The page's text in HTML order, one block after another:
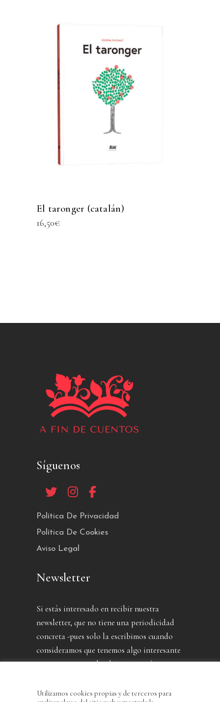
El taronger (catalán)
16,50€
Síguenos
Política De Privacidad
Política De Cookies
Aviso Legal
Newsletter
Si estás interesado en recibir nuestra
newsletter, que no tiene una periodicidad
concreta -pues solo la escribimos cuando
consideramos que tenemos algo interesante
que contarte- puedes dejarnos aquí tu
Utilizamos cookies propias y de terceros para